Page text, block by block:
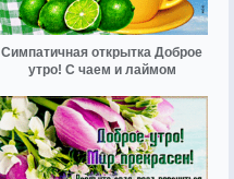
Симпатичная открытка Доброе
утро! С чаем и лаймом